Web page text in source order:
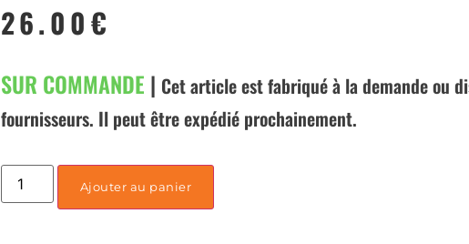
26.00€
SUR COMMANDE | Cet article est fabriqué à la demande ou
fournisseurs. Il peut être expédié prochainement.
Ajouter au panier